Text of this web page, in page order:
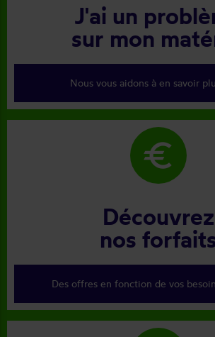
J'ai un
sur mon
Nous vous aidons à en savoir
euro
Découvrez
nos
Des offres en fonction de vos